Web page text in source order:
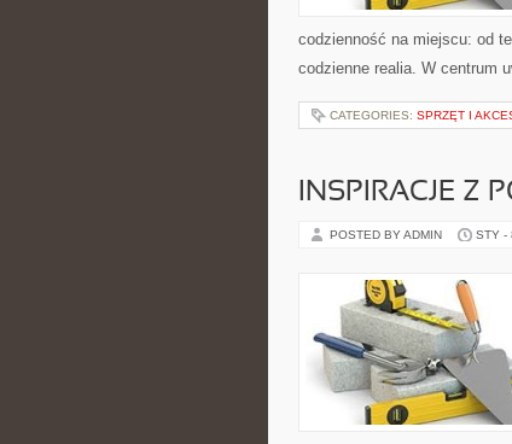
codzienność na miejscu: od
codzienne realia. W centrum
CATEGORIES: SPRZĘT I
INSPIRACJE Z
POSTED BY ADMIN STY -